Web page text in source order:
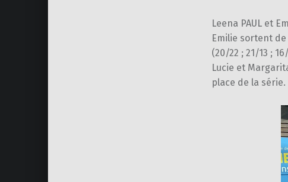
Leena PAUL et
Emilie sortent
(20/22 ; 21/13 ;
Lucie et
place de la série.